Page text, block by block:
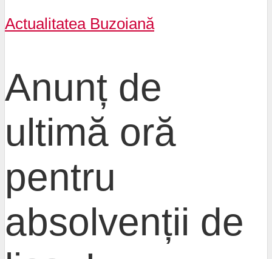
Actualitatea Buzoiană
Anunț de
ultimă oră
pentru
absolvenții de